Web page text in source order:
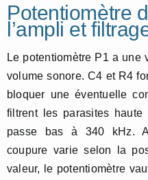
Potentiomètre
l’ampli et
Le potentiomètre P1 a une
volume sonore. C4 et R4
bloquer une éventuelle
filtrent les parasites
passe bas à 340 kHz.
coupure varie selon la
valeur, le potentiomètre